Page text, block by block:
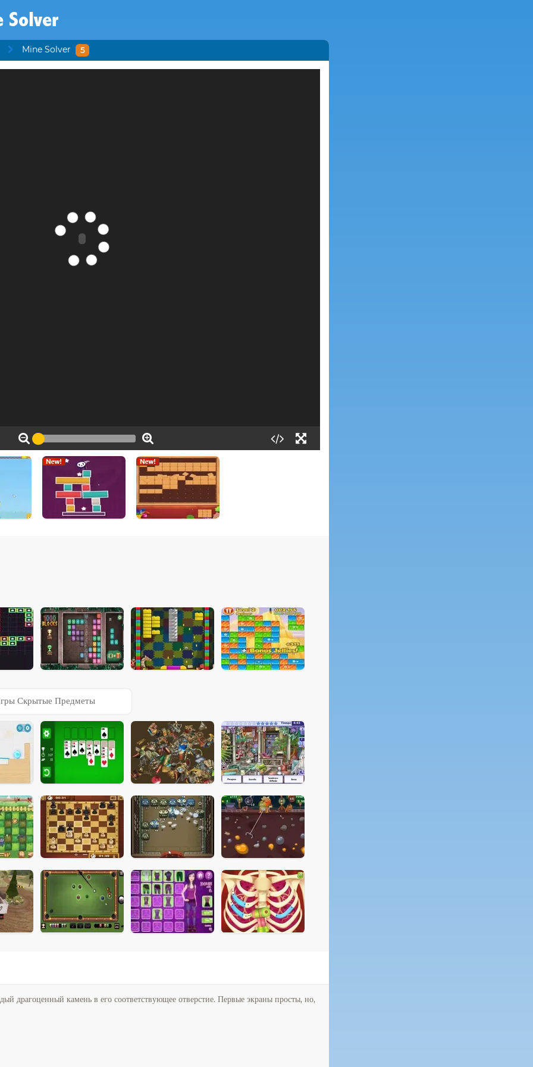
Solver
Mine Solver 5
Скрытые Предметы
драгоценный камень в его соответствующее отверстие. Первые экраны просты, но,